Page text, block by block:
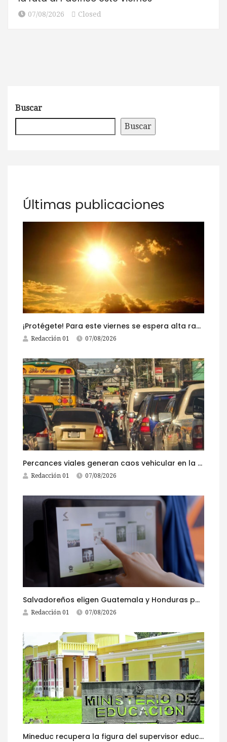
07/08/2026 Closed
Buscar
Buscar
Últimas publicaciones
¡Protégete! Para este viernes se espera alta radiación solar
Redacción 01 07/08/2026
Percances viales generan caos vehicular en la ruta al Pacífico este viernes
Redacción 01 07/08/2026
Salvadoreños eligen Guatemala y Honduras para viajar durante las Fiestas Agostinas
Redacción 01 07/08/2026
Mineduc recupera la figura del supervisor educativo con 968 plazas